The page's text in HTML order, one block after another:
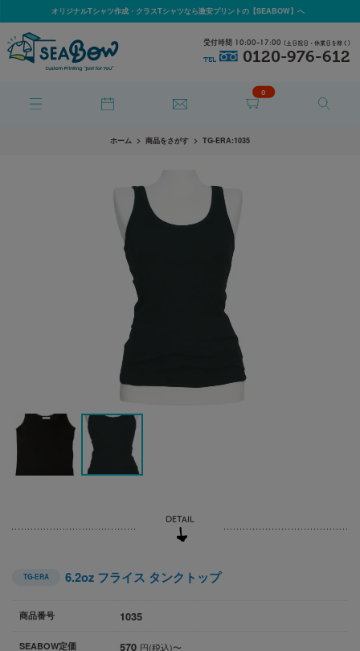
オリジナルTシャツ作成・クラスTシャツなら激安プリントの【SEABOW】へ
0
受付時間 10:00-17:00 (土日祝日・休業日を除く)
TEL 0120-976-612
ホーム 商品をさがす TG-ERA:1035
TG-ERA 6.2oz フライス タンクトップ
商品番号 1035
SEABOW定価 570 円(税込)〜